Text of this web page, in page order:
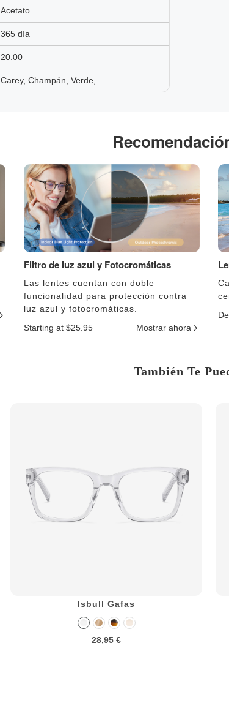
Acetato
365 día
20.00
Carey, Champán, Verde,
Filtro de luz azul y Fotocromáticas
Las lentes cuentan con doble
funcionalidad para protección contra
luz azul y fotocromáticas.
Starting at $25.95
Mostrar ahora
También Te
Isbull Gafas
28,95 €